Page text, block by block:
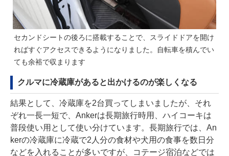
セカンドシートの後ろに搭載することで、スライドドアを開け
ればすぐアクセスできるようになりました。自転車を積んでい
ても余裕で収まります
クルマに冷蔵庫があると出かけるのが楽しくなる
結果として、冷蔵庫を2台買ってしまいましたが、それ
ぞれ一長一短で、Ankerは長期旅行時用、ハイコーキは
普段使い用として使い分けています。長期旅行では、An
kerの冷蔵庫に冷蔵で2人分の食材や犬用の食事を数日分
などを入れることが多いですが、コテージ宿泊などでは